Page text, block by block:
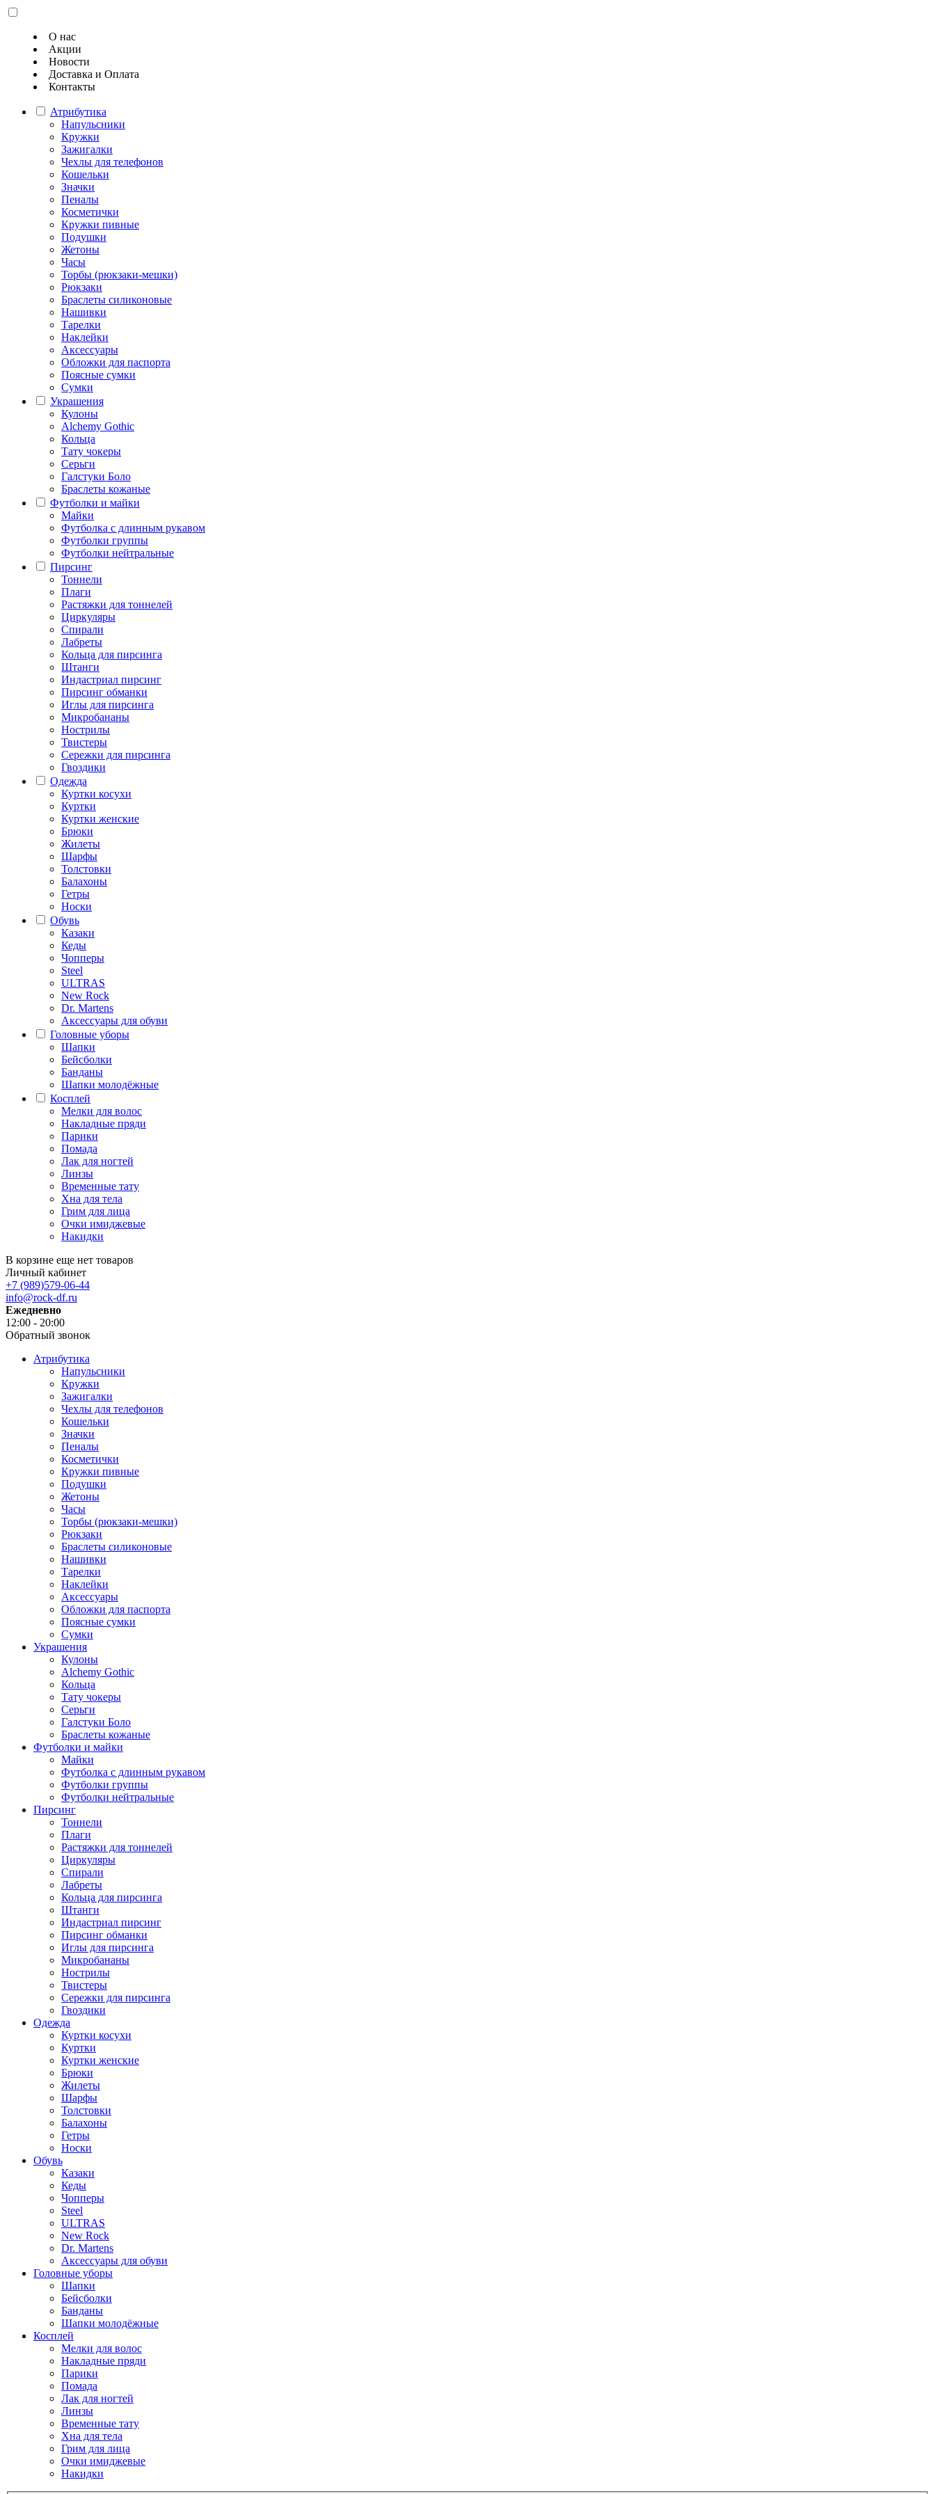
О нас
Акции
Новости
Доставка и Оплата
Контакты
Атрибутика
Напульсники
Кружки
Зажигалки
Чехлы для телефонов
Кошельки
Значки
Пеналы
Косметички
Кружки пивные
Подушки
Жетоны
Часы
Торбы (рюкзаки-мешки)
Рюкзаки
Браслеты силиконовые
Нашивки
Тарелки
Наклейки
Аксессуары
Обложки для паспорта
Поясные сумки
Сумки
Украшения
Кулоны
Alchemy Gothic
Кольца
Тату чокеры
Серьги
Галстуки Боло
Браслеты кожаные
Футболки и майки
Майки
Футболка с длинным рукавом
Футболки группы
Футболки нейтральные
Пирсинг
Тоннели
Плаги
Растяжки для тоннелей
Циркуляры
Спирали
Лабреты
Кольца для пирсинга
Штанги
Индастриал пирсинг
Пирсинг обманки
Иглы для пирсинга
Микробананы
Нострилы
Твистеры
Сережки для пирсинга
Гвоздики
Одежда
Куртки косухи
Куртки
Куртки женские
Брюки
Жилеты
Шарфы
Толстовки
Балахоны
Гетры
Носки
Обувь
Казаки
Кеды
Чопперы
Steel
ULTRAS
New Rock
Dr. Martens
Аксессуары для обуви
Головные уборы
Шапки
Бейсболки
Банданы
Шапки молодёжные
Косплей
Мелки для волос
Накладные пряди
Парики
Помада
Лак для ногтей
Линзы
Временные тату
Хна для тела
Грим для лица
Очки имиджевые
Накидки
В корзине еще нет товаров
Личный кабинет
+7 (989)579-06-44
info@rock-df.ru
Ежедневно
12:00 - 20:00
Обратный звонок
Атрибутика
Напульсники
Кружки
Зажигалки
Чехлы для телефонов
Кошельки
Значки
Пеналы
Косметички
Кружки пивные
Подушки
Жетоны
Часы
Торбы (рюкзаки-мешки)
Рюкзаки
Браслеты силиконовые
Нашивки
Тарелки
Наклейки
Аксессуары
Обложки для паспорта
Поясные сумки
Сумки
Украшения
Кулоны
Alchemy Gothic
Кольца
Тату чокеры
Серьги
Галстуки Боло
Браслеты кожаные
Футболки и майки
Майки
Футболка с длинным рукавом
Футболки группы
Футболки нейтральные
Пирсинг
Тоннели
Плаги
Растяжки для тоннелей
Циркуляры
Спирали
Лабреты
Кольца для пирсинга
Штанги
Индастриал пирсинг
Пирсинг обманки
Иглы для пирсинга
Микробананы
Нострилы
Твистеры
Сережки для пирсинга
Гвоздики
Одежда
Куртки косухи
Куртки
Куртки женские
Брюки
Жилеты
Шарфы
Толстовки
Балахоны
Гетры
Носки
Обувь
Казаки
Кеды
Чопперы
Steel
ULTRAS
New Rock
Dr. Martens
Аксессуары для обуви
Головные уборы
Шапки
Бейсболки
Банданы
Шапки молодёжные
Косплей
Мелки для волос
Накладные пряди
Парики
Помада
Лак для ногтей
Линзы
Временные тату
Хна для тела
Грим для лица
Очки имиджевые
Накидки